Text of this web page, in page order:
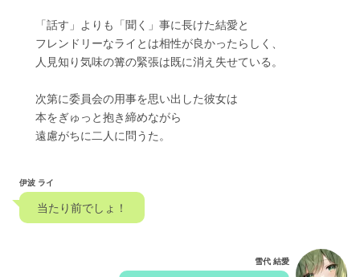
「話す」よりも「聞く」事に長けた結愛と
フレンドリーなライとは相性が良かったらしく、
人見知り気味の篝の緊張は既に消え失せている。
次第に委員会の用事を思い出した彼女は
本をぎゅっと抱き締めながら
遠慮がちに二人に問うた。
伊波 ライ
当たり前でしょ！
雪代 結愛